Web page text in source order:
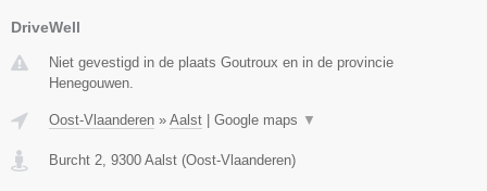
DriveWell
Niet gevestigd in de plaats Goutroux en in de provincie
Henegouwen.
Oost-Vlaanderen » Aalst Google maps ▼
Burcht 2, 9300 Aalst (Oost-Vlaanderen)